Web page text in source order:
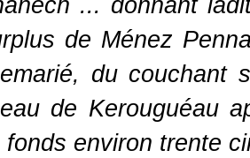
... donnant
de Ménez
du couchant
de Kerouguéau
fonds environ trente